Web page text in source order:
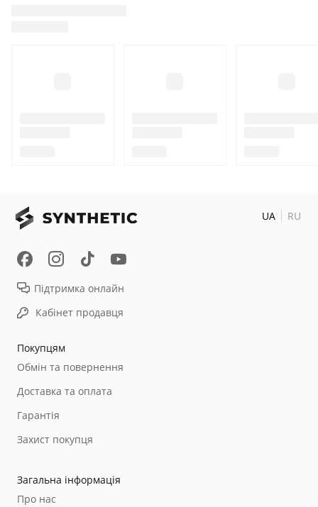
Покупцям
Обмін та повернення
Доставка та оплата
Гарантія
Захист покупця
Загальна інформація
Про нас
Підтримка онлайн
Кабінет продавця
UA RU